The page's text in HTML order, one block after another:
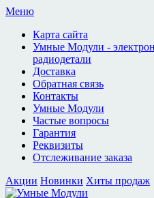
Меню
Карта сайта
Умные Модули -
радиодетали
Доставка
Обратная связь
Контакты
Умные Модули
Частые вопросы
Гарантия
Реквизиты
Отслеживание заказа
Акции Новинки Хиты продаж